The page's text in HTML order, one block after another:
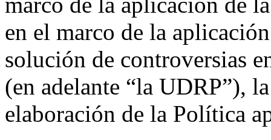
en el marco de la
solución de controversias
(en adelante “la UDRP”),
elaboración de la Política